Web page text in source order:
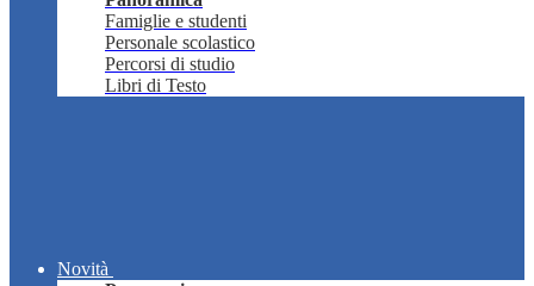
Famiglie e studenti
Personale scolastico
Percorsi di studio
Libri di Testo
Novità